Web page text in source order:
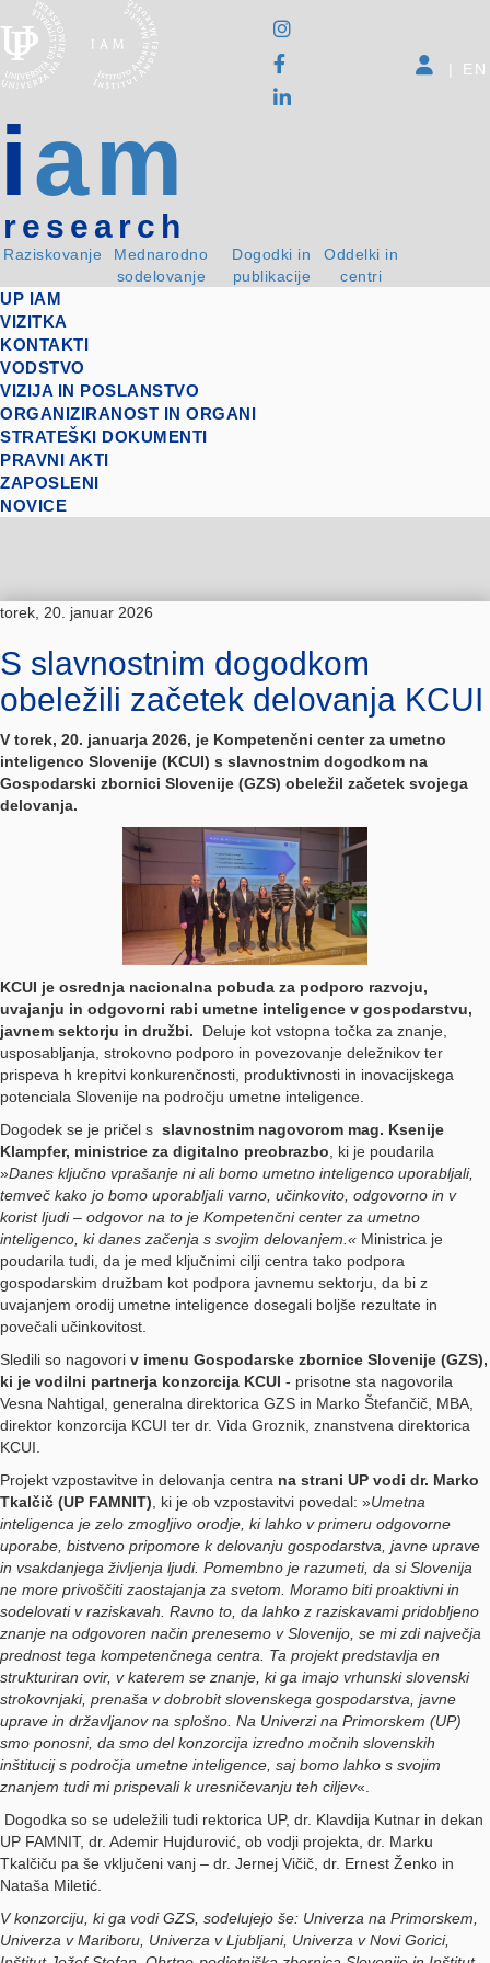
iam
research
Raziskovanje
Mednarodno
sodelovanje
Dogodki in
publikacije
Oddelki in
centri
| EN
UP IAM
VIZITKA
KONTAKTI
VODSTVO
VIZIJA IN POSLANSTVO
ORGANIZIRANOST IN ORGANI
STRATEŠKI DOKUMENTI
PRAVNI AKTI
ZAPOSLENI
NOVICE
torek, 20. januar 2026
S slavnostnim dogodkom
obeležili začetek delovanja KCUI
V torek, 20. januarja 2026, je Kompetenčni center za umetno
inteligenco Slovenije (KCUI) s slavnostnim dogodkom na
Gospodarski zbornici Slovenije (GZS) obeležil začetek svojega
delovanja.
KCUI je osrednja nacionalna pobuda za podporo razvoju,
uvajanju in odgovorni rabi umetne inteligence v gospodarstvu,
javnem sektorju in družbi.
Deluje kot vstopna točka za znanje,
usposabljanja, strokovno podporo in povezovanje deležnikov ter
prispeva h krepitvi konkurenčnosti, produktivnosti in inovacijskega
potenciala Slovenije na področju umetne inteligence.
Dogodek se je pričel s slavnostnim nagovorom mag. Ksenije
Klampfer, ministrice za digitalno preobrazbo , ki je poudarila
»Danes ključno vprašanje ni ali bomo umetno inteligenco uporabljali,
temveč kako jo bomo uporabljali varno, učinkovito, odgovorno in v
korist ljudi – odgovor na to je Kompetenčni center za umetno
inteligenco, ki danes začenja s svojim delovanjem.« Ministrica je
poudarila tudi, da je med ključnimi cilji centra tako podpora
gospodarskim družbam kot podpora javnemu sektorju, da bi z
uvajanjem orodij umetne inteligence dosegali boljše rezultate in
povečali učinkovitost.
Sledili so nagovori v imenu Gospodarske zbornice Slovenije (GZS),
ki je vodilni partnerja konzorcija KCUI - prisotne sta nagovorila
Vesna Nahtigal, generalna direktorica GZS in Marko Štefančič, MBA,
direktor konzorcija KCUI ter dr. Vida Groznik, znanstvena direktorica
KCUI.
Projekt vzpostavitve in delovanja centra na strani UP vodi dr. Marko
Tkalčič (UP FAMNIT) , ki je ob vzpostavitvi povedal: »Umetna
inteligenca je zelo zmogljivo orodje, ki lahko v primeru odgovorne
uporabe, bistveno pripomore k delovanju gospodarstva, javne uprave
in vsakdanjega življenja ljudi. Pomembno je razumeti, da si Slovenija
ne more privoščiti zaostajanja za svetom. Moramo biti proaktivni in
sodelovati v raziskavah. Ravno to, da lahko z raziskavami pridobljeno
znanje na odgovoren način prenesemo v Slovenijo, se mi zdi največja
prednost tega kompetenčnega centra. Ta projekt predstavlja en
strukturiran ovir, v katerem se znanje, ki ga imajo vrhunski slovenski
strokovnjaki, prenaša v dobrobit slovenskega gospodarstva, javne
uprave in državljanov na splošno. Na Univerzi na Primorskem (UP)
smo ponosni, da smo del konzorcija izredno močnih slovenskih
inštitucij s področja umetne inteligence, saj bomo lahko s svojim
znanjem tudi mi prispevali k uresničevanju teh ciljev«.
Dogodka so se udeležili tudi rektorica UP, dr. Klavdija Kutnar in dekan
UP FAMNIT, dr. Ademir Hujdurović, ob vodji projekta, dr. Marku
Tkalčiču pa še vključeni vanj – dr. Jernej Vičič, dr. Ernest Ženko in
Nataša Miletić.
V konzorciju, ki ga vodi GZS, sodelujejo še: Univerza na Primorskem,
Univerza v Mariboru, Univerza v Ljubljani, Univerza v Novi Gorici,